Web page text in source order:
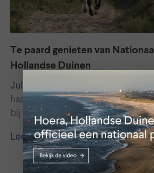
Te paard genieten van
Hollandse Duinen
Jul 2021
Noa-Fleur Deerenberg
haar paard Straight door het
bij ’s Gravenzande. Bos, duin en
Lees meer